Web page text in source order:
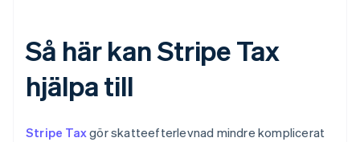
Så här kan Stripe Tax
hjälpa till
Stripe Taxgör skatteefterlevnad mindre komplicerat